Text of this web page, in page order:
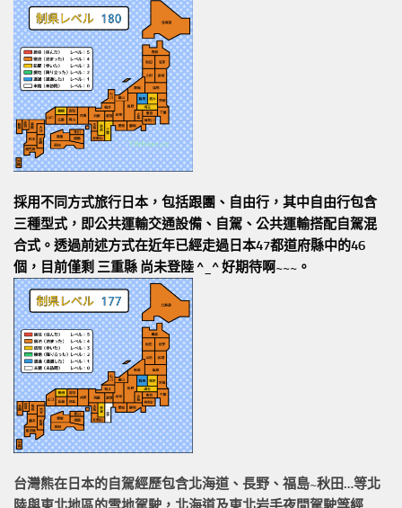
採用不同方式旅行日本，包括跟團、自由行，其中自由行包含
三種型式，即公共運輸交通設備、自駕、公共運輸搭配自駕混
合式。透過前述方式在近年已經走過日本47都道府縣中的46
個，目前僅剩 三重縣 尚未登陸 ^_^ 好期待啊~~~。
台灣熊在日本的自駕經歷包含北海道、長野、福島~秋田…等北